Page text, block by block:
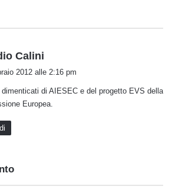
Calini
e
t
2012 alle 2:16 pm
di AIESEC e del progetto EVS della
Europea.